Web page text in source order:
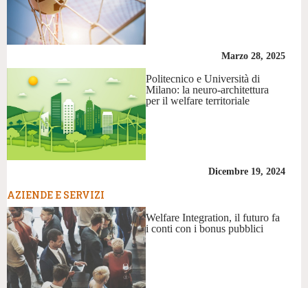
Marzo 28, 2025
Politecnico e Università di
Milano: la neuro-architettura
per il welfare territoriale
Dicembre 19, 2024
AZIENDE E SERVIZI
Welfare Integration, il futuro fa
i conti con i bonus pubblici